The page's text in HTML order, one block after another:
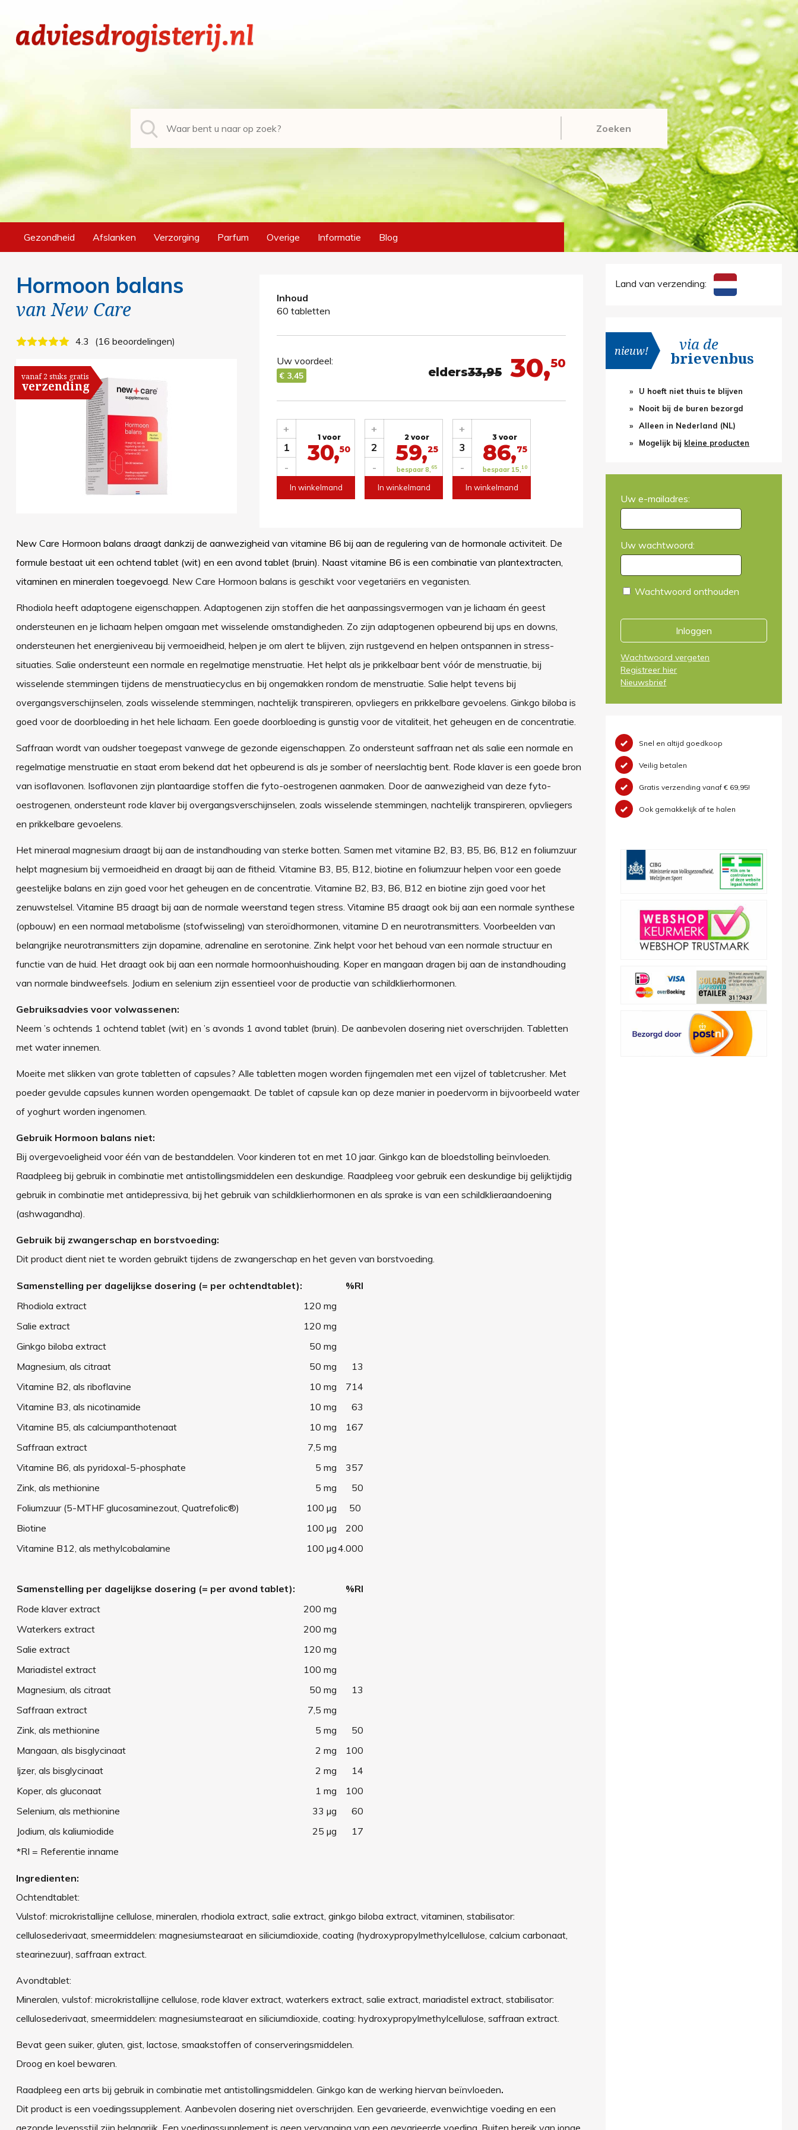
Zoeken
Gezondheid Afslanken Verzorging Parfum Overige Informatie Blog
Hormoon balans
vanNew Care
4.3 16 beoordelingen
vanaf 2 stuks gratis
verzending
Inhoud
60 tabletten
30,50
elders33,95
Uw voordeel:
€ 3,45
1
-
+
1 voor
30,50
In winkelmand
2
-
+
2 voor
59,25
bespaar 8, 65
In winkelmand
3
-
+
3 voor
86,75
bespaar 15,10
In winkelmand
New Care Hormoon balans draagt dankzij de aanwezigheid van vitamine B6 bij aan de regulering van de hormonale activiteit. De
formule bestaat uit een ochtend tablet (wit) en een avond tablet (bruin). Naast vitamine B6 is een combinatie van plantextracten,
vitaminen en mineralen toegevoegd. New Care Hormoon balans is geschikt voor vegetariërs en veganisten.
Rhodiola heeft adaptogene eigenschappen. Adaptogenen zijn stoffen die het aanpassingsvermogen van je lichaam én geest
ondersteunen en je lichaam helpen omgaan met wisselende omstandigheden. Zo zijn adaptogenen opbeurend bij ups en downs,
ondersteunen het energieniveau bij vermoeidheid, helpen je om alert te blijven, zijn rustgevend en helpen ontspannen in stress-
situaties. Salie ondersteunt een normale en regelmatige menstruatie. Het helpt als je prikkelbaar bent vóór de menstruatie, bij
wisselende stemmingen tijdens de menstruatiecyclus en bij ongemakken rondom de menstruatie. Salie helpt tevens bij
overgangsverschijnselen, zoals wisselende stemmingen, nachtelijk transpireren, opvliegers en prikkelbare gevoelens. Ginkgo biloba is
goed voor de doorbloeding in het hele lichaam. Een goede doorbloeding is gunstig voor de vitaliteit, het geheugen en de concentratie.
Saffraan wordt van oudsher toegepast vanwege de gezonde eigenschappen. Zo ondersteunt saffraan net als salie een normale en
regelmatige menstruatie en staat erom bekend dat het opbeurend is als je somber of neerslachtig bent. Rode klaver is een goede bron
van isoflavonen. Isoflavonen zijn plantaardige stoffen die fyto-oestrogenen aanmaken. Door de aanwezigheid van deze fyto-
oestrogenen, ondersteunt rode klaver bij overgangsverschijnselen, zoals wisselende stemmingen, nachtelijk transpireren, opvliegers
en prikkelbare gevoelens.
Het mineraal magnesium draagt bij aan de instandhouding van sterke botten. Samen met vitamine B2, B3, B5, B6, B12 en foliumzuur
helpt magnesium bij vermoeidheid en draagt bij aan de fitheid. Vitamine B3, B5, B12, biotine en foliumzuur helpen voor een goede
geestelijke balans en zijn goed voor het geheugen en de concentratie. Vitamine B2, B3, B6, B12 en biotine zijn goed voor het
zenuwstelsel. Vitamine B5 draagt bij aan de normale weerstand tegen stress. Vitamine B5 draagt ook bij aan een normale synthese
(opbouw) en een normaal metabolisme (stofwisseling) van steroïdhormonen, vitamine D en neurotransmitters. Voorbeelden van
belangrijke neurotransmitters zijn dopamine, adrenaline en serotonine. Zink helpt voor het behoud van een normale structuur en
functie van de huid. Het draagt ook bij aan een normale hormoonhuishouding. Koper en mangaan dragen bij aan de instandhouding
van normale bindweefsels. Jodium en selenium zijn essentieel voor de productie van schildklierhormonen.
Gebruiksadvies voor volwassenen:
Neem ’s ochtends 1 ochtend tablet (wit) en ’s avonds 1 avond tablet (bruin). De aanbevolen dosering niet overschrijden. Tabletten
met water innemen.
Moeite met slikken van grote tabletten of capsules? Alle tabletten mogen worden fijngemalen met een vijzel of tabletcrusher. Met
poeder gevulde capsules kunnen worden opengemaakt. De tablet of capsule kan op deze manier in poedervorm in bijvoorbeeld water
of yoghurt worden ingenomen.
Gebruik Hormoon balans niet:
Bij overgevoeligheid voor één van de bestanddelen. Voor kinderen tot en met 10 jaar. Ginkgo kan de bloedstolling beïnvloeden.
Raadpleeg bij gebruik in combinatie met antistollingsmiddelen een deskundige. Raadpleeg voor gebruik een deskundige bij gelijktijdig
gebruik in combinatie met antidepressiva, bij het gebruik van schildklierhormonen en als sprake is van een schildklieraandoening
(ashwagandha).
Gebruik bij zwangerschap en borstvoeding:
Dit product dient niet te worden gebruikt tijdens de zwangerschap en het geven van borstvoeding.
Samenstelling per dagelijkse dosering (= per ochtendtablet):
%RI
Rhodiola extract
120 mg
Salie extract
120 mg
Ginkgo biloba extract
50 mg
Magnesium, als citraat
50 mg
13
Vitamine B2, als riboflavine
10 mg
714
Vitamine B3, als nicotinamide
10 mg
63
Vitamine B5, als calciumpanthotenaat
10 mg
167
Saffraan extract
7,5 mg
Vitamine B6, als pyridoxal-5-phosphate
5 mg
357
Zink, als methionine
5 mg
50
Foliumzuur (5-MTHF glucosaminezout, Quatrefolic®)
100 µg
50
Biotine
100 µg
200
Vitamine B12, als methylcobalamine
100 µg4.000
Samenstelling per dagelijkse dosering (= per avond tablet):
%RI
Rode klaver extract
200 mg
Waterkers extract
200 mg
Salie extract
120 mg
Mariadistel extract
100 mg
Magnesium, als citraat
50 mg
13
Saffraan extract
7,5 mg
Zink, als methionine
5 mg
50
Mangaan, als bisglycinaat
2 mg
100
Ijzer, als bisglycinaat
2 mg
14
Koper, als gluconaat
1 mg
100
Selenium, als methionine
33 µg
60
Jodium, als kaliumiodide
25 µg
17
*RI = Referentie inname
Ingredienten:
Ochtendtablet:
Vulstof: microkristallijne cellulose, mineralen, rhodiola extract, salie extract, ginkgo biloba extract, vitaminen, stabilisator:
cellulosederivaat, smeermiddelen: magnesiumstearaat en siliciumdioxide, coating (hydroxypropylmethylcellulose, calcium carbonaat,
stearinezuur), saffraan extract.
Avondtablet:
Mineralen, vulstof: microkristallijne cellulose, rode klaver extract, waterkers extract, salie extract, mariadistel extract, stabilisator:
cellulosederivaat, smeermiddelen: magnesiumstearaat en siliciumdioxide, coating: hydroxypropylmethylcellulose, saffraan extract.
Bevat geen suiker, gluten, gist, lactose, smaakstoffen of conserveringsmiddelen.
Droog en koel bewaren.
Raadpleeg een arts bij gebruik in combinatie met antistollingsmiddelen. Ginkgo kan de werking hiervan beïnvloeden.
Dit product is een voedingssupplement. Aanbevolen dosering niet overschrijden. Een gevarieerde, evenwichtige voeding en een
Land van verzending:
nieuw! via de
brievenbus
U hoeft niet thuis te blijven
Nooit bij de buren bezorgd
Alleen in Nederland (NL)
Mogelijk bij kleine producten
Uw e-mailadres:
Uw wachtwoord:
Wachtwoord onthouden
Inloggen
Wachtwoord vergeten
Registreer hier
Nieuwsbrief
Snel en altijd goedkoop
Veilig betalen
Gratis verzending vanaf € 69,95!
Ook gemakkelijk af te halen